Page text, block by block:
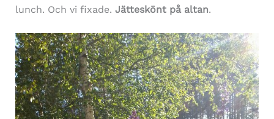
lunch. Och vi fixade. Jätteskönt på altan.